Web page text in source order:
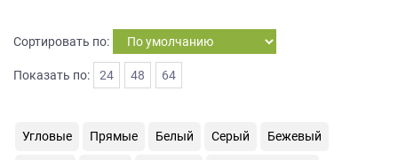
Сортировать по:
Показать по: 24 48 64
Угловые Прямые Белый Серый Бежевый
персональных
данных